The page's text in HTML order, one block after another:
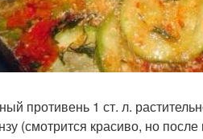
противень 1 ст. л.
(смотрится красиво, но после